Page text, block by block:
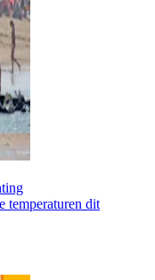
temperaturen dit